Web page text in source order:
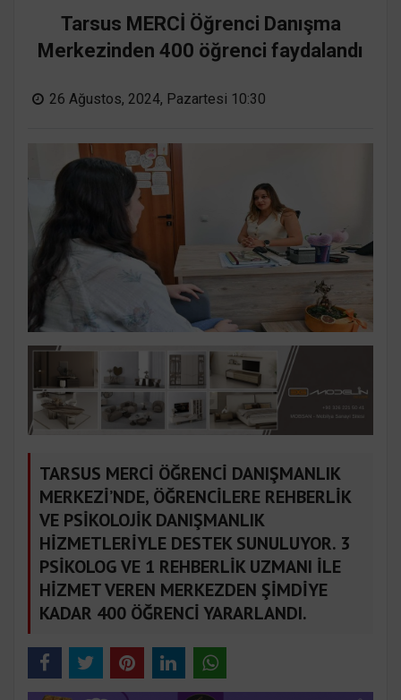
Tarsus MERCİ Öğrenci Danışma
Merkezinden 400 öğrenci faydalandı
26 Ağustos, 2024, Pazartesi 10:30
TARSUS MERCİ ÖĞRENCİ DANIŞMANLIK
MERKEZİ’NDE, ÖĞRENCİLERE REHBERLİK
VE PSİKOLOJİK DANIŞMANLIK
HİZMETLERİYLE DESTEK SUNULUYOR. 3
PSİKOLOG VE 1 REHBERLİK UZMANI İLE
HİZMET VEREN MERKEZDEN ŞİMDİYE
KADAR 400 ÖĞRENCİ YARARLANDI.